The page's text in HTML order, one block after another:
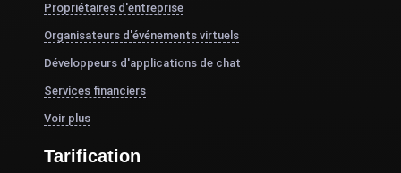
Propriétaires d'entreprise
Organisateurs d'événements virtuels
Développeurs d'applications de chat
Services financiers
Voir plus
Tarification